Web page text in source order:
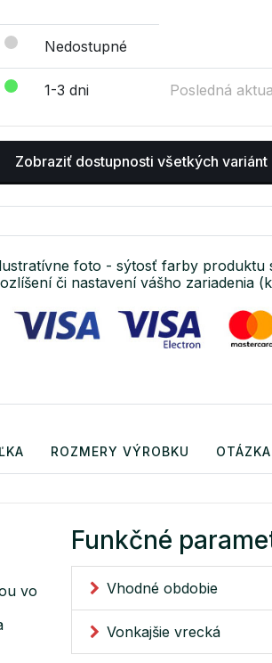
Nedostupné
1-3 dni Posledná
Zobraziť dostupnosti všetkých variánt
foto - sýtosť farby produktu
či nastavení vášho zariadenia
ROZMERY VÝROBKU
vo
Funkčné
Vhodné obdobie
Vonkajšie vrecká